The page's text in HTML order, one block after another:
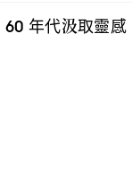
60 年代汲取靈感